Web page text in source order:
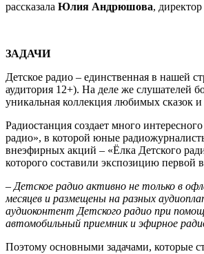
рассказала Юлия Андрюшова,
ЗАДАЧИ
Детское радио – единственная в нашей
аудитория 12+). На деле же слушателей
уникальная коллекция любимых сказок
Радиостанция создает много
радио», в которой юные
внеэфирных акций – «Ёлка Детского
которого составили экспозицию
– Детское радио активно не только в
месяцев и размещены на разных
аудиоконтент Детского радио при
автомобильный приемник и эфирное
Поэтому основными задачами, которые